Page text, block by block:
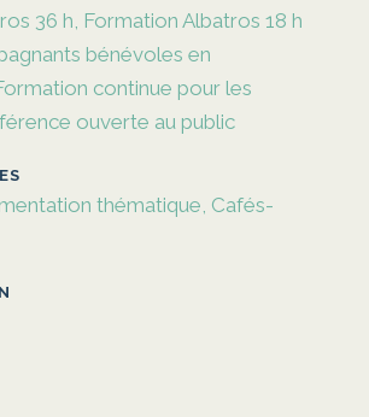
36 h, Formation Albatros 18 h
bénévoles en
continue pour les
ouverte au public
thématique, Cafés-